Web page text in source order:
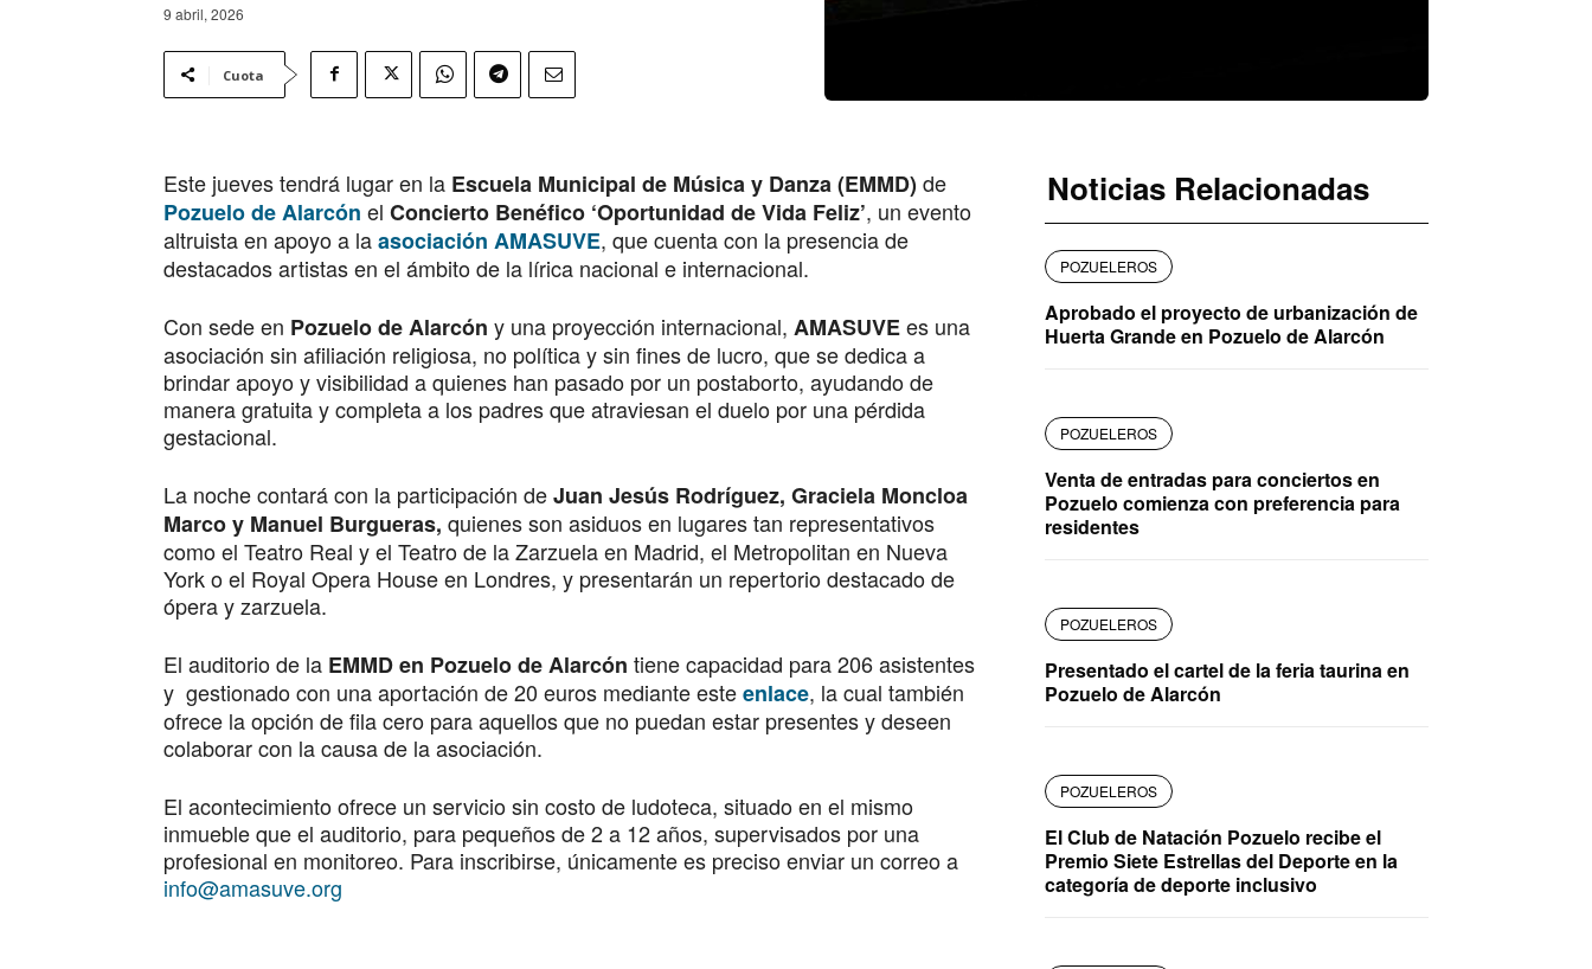
9 abril, 2026
Cuota
Este jueves tendrá lugar en la Escuela Municipal de Música y Danza (EMMD) de
Pozuelo de Alarcón el Concierto Benéfico ‘Oportunidad de Vida Feliz’, un evento
altruista en apoyo a laasociación AMASUVE, que cuenta con la presencia de
destacados artistas en el ámbito de la lírica nacional e internacional.
Con sede en Pozuelo de Alarcón y una proyección internacional, AMASUVEes una
asociación sin afiliación religiosa, no política y sin fines de lucro, que se dedica a
brindar apoyo y visibilidad a quienes han pasado por un postaborto, ayudando de
manera gratuita y completa a los padres que atraviesan el duelo por una pérdida
gestacional.
La noche contará con la participación deJuan Jesús Rodríguez, Graciela Moncloa
Marco y Manuel Burgueras, quienes son asiduos en lugares tan representativos
como el Teatro Real y el Teatro de la Zarzuela en Madrid, el Metropolitan en Nueva
York o el Royal Opera House en Londres, y presentarán un repertorio destacado de
ópera y zarzuela.
El auditorio de la EMMD en Pozuelo de Alarcón tiene capacidad para 206 asistentes
y gestionado con una aportación de 20 euros mediante esteenlace, la cual también
ofrece la opción de fila cero para aquellos que no puedan estar presentes y deseen
colaborar con la causa de la asociación.
El acontecimiento ofrece un servicio sin costo de ludoteca, situado en el mismo
inmueble que el auditorio, para pequeños de 2 a 12 años, supervisados por una
profesional en monitoreo. Para inscribirse, únicamente es preciso enviar un correo a
info@amasuve.org
Noticias Relacionadas
POZUELEROS
Aprobado el proyecto de urbanización de
Huerta Grande en Pozuelo de Alarcón
POZUELEROS
Venta de entradas para conciertos en
Pozuelo comienza con preferencia para
residentes
POZUELEROS
Presentado el cartel de la feria taurina en
Pozuelo de Alarcón
POZUELEROS
El Club de Natación Pozuelo recibe el
Premio Siete Estrellas del Deporte en la
categoría de deporte inclusivo